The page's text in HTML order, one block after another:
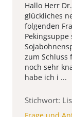
Hallo Herr
glückliches
folgenden
Pekingsuppe
zum Schluss
noch sehr
habe ich i ...
Stichwort: